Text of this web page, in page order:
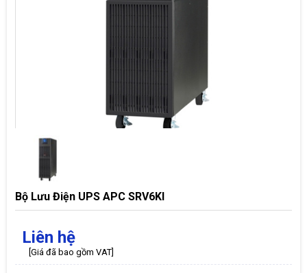
Bộ Lưu Điện UPS APC SRV6KI
Liên hệ
[Giá đã bao gồm VAT]